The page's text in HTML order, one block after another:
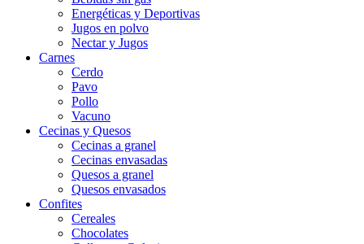
Energéticas y Deportivas
Jugos en polvo
Nectar y Jugos
Carnes
Cerdo
Pavo
Pollo
Vacuno
Cecinas y Quesos
Cecinas a granel
Cecinas envasadas
Quesos a granel
Quesos envasados
Confites
Cereales
Chocolates